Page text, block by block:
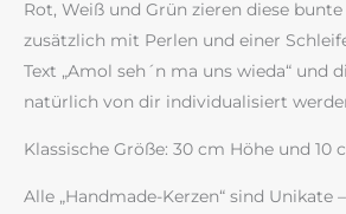
Rot, Weiß und Grün zieren diese
zusätzlich mit Perlen und einer
Text „Amol seh´n ma uns wieda“ und
natürlich von dir individualisiert
Klassische Größe: 30 cm Höhe und 10
Alle „Handmade-Kerzen“ sind Unikate